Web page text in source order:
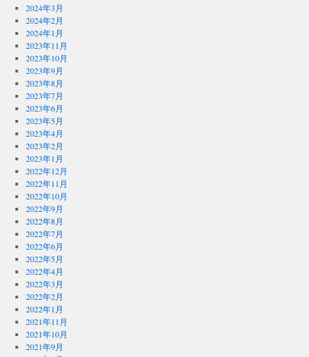
2024年3月
2024年2月
2024年1月
2023年11月
2023年10月
2023年9月
2023年8月
2023年7月
2023年6月
2023年5月
2023年4月
2023年2月
2023年1月
2022年12月
2022年11月
2022年10月
2022年9月
2022年8月
2022年7月
2022年6月
2022年5月
2022年4月
2022年3月
2022年2月
2022年1月
2021年11月
2021年10月
2021年9月